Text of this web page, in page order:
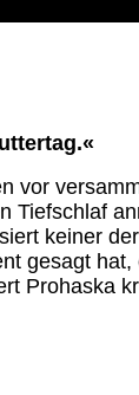
vor
Tiefschlaf
keiner
gesagt hat,
Prohaska